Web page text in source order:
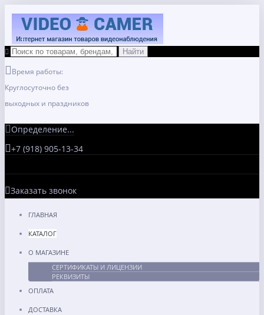
Время работы:
Круглосуточно без
выходных и праздников
Определение...
+7 (918) 905-13-34
Заказать звонок
ГЛАВНАЯ
КАТАЛОГ
О МАГАЗИНЕ
СЕРТИФИКАТЫ И ЛИЦЕНЗИИ
РЕКВИЗИТЫ
ОПЛАТА
ДОСТАВКА